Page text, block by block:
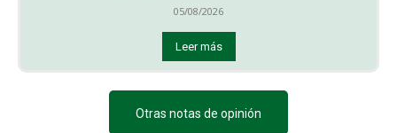
05/08/2026
Leer más
Otras notas de opinión